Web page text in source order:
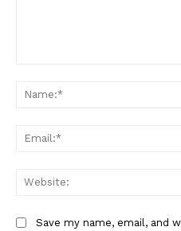
Save my name, email, and